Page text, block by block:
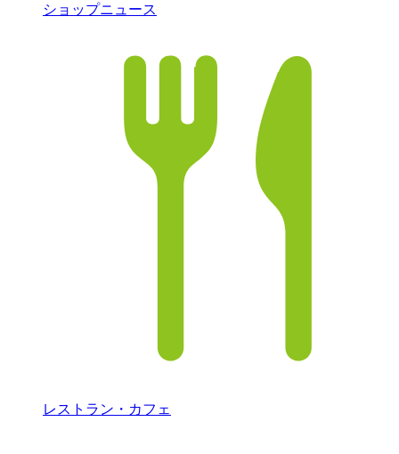
ショップニュース
レストラン・カフェ